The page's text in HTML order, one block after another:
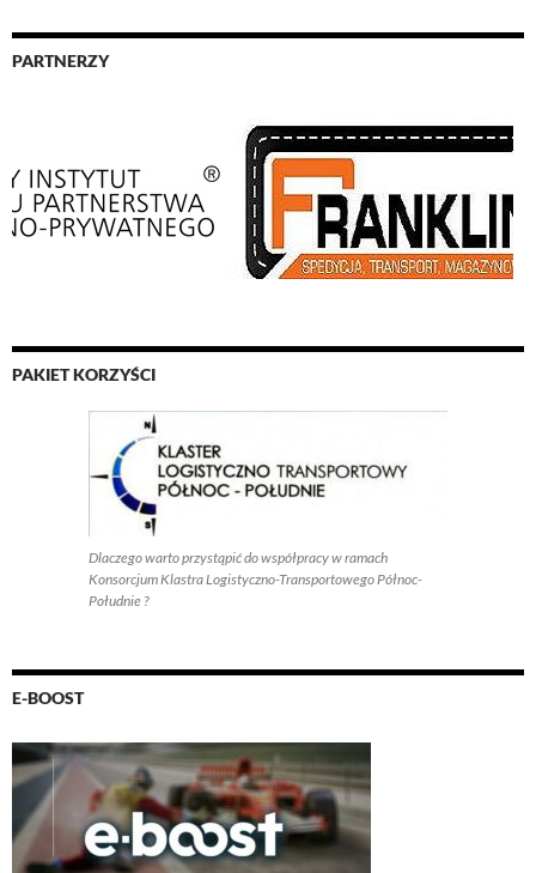
PARTNERZY
PAKIET KORZYŚCI
Dlaczego warto przystąpić do współpracy w ramach
Konsorcjum Klastra Logistyczno-Transportowego Północ-
Południe ?
E-BOOST